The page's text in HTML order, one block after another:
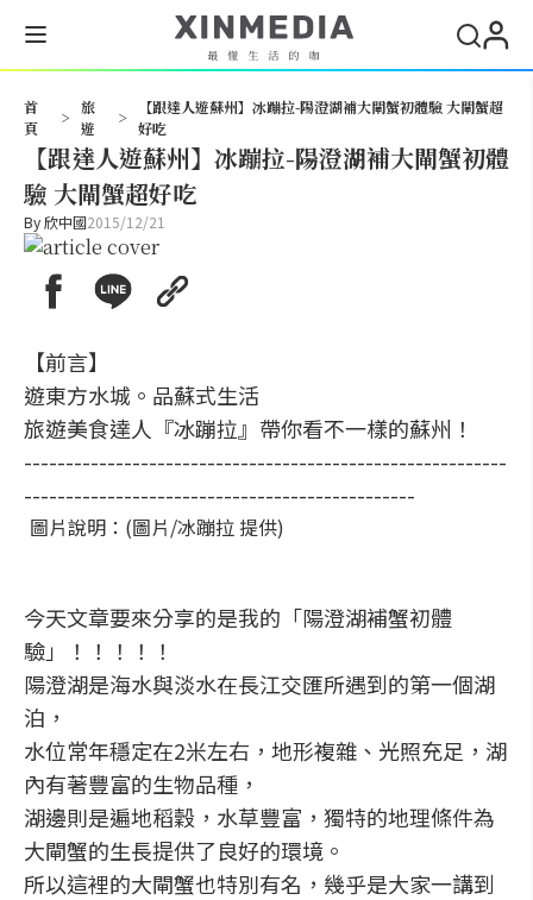
首
頁
>
旅
遊
>
【跟達人遊蘇州】冰蹦拉-陽澄湖補大閘蟹初體驗 大閘蟹超
好吃
【跟達人遊蘇州】冰蹦拉-陽澄湖補大閘蟹初體
驗 大閘蟹超好吃
By欣中國2015/12/21
【前言】
遊東方水城。品蘇式生活
旅遊美食達人『冰蹦拉』帶你看不一樣的蘇州！
----------------------------------------------------------
-----------------------------------------------
圖片說明：(圖片/冰蹦拉 提供)
今天文章要來分享的是我的「陽澄湖補蟹初體
驗」！！！！！
陽澄湖是海水與淡水在長江交匯所遇到的第一個湖
泊，
水位常年穩定在2米左右，地形複雜、光照充足，湖
內有著豐富的生物品種，
湖邊則是遍地稻穀，水草豐富，獨特的地理條件為
大閘蟹的生長提供了良好的環境。
所以這裡的大閘蟹也特別有名，幾乎是大家一講到